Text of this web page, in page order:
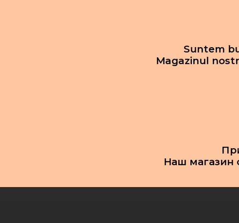
Suntem
Magazinul
Наш магазин